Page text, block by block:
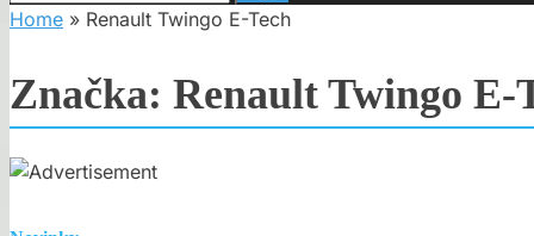
Home » Renault Twingo E-Tech
Značka: Renault Twingo E-